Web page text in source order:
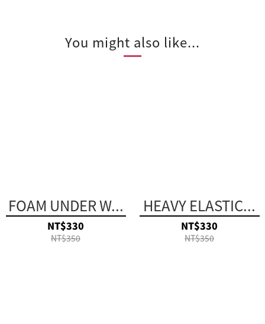
You might also like...
FOAM UNDER W...
NT$330
NT$350
HEAVY ELASTIC...
NT$330
NT$350